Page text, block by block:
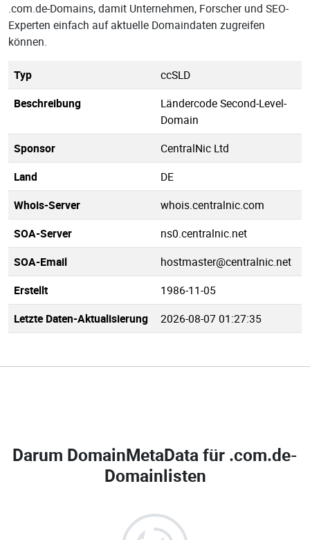
.com.de-Domains, damit Unternehmen, Forscher und SEO-
Experten einfach auf aktuelle Domaindaten zugreifen
können.
Typ
ccSLD
Beschreibung
Ländercode Second-Level-
Domain
Sponsor
CentralNic Ltd
Land
DE
Whois-Server
whois.centralnic.com
SOA-Server
ns0.centralnic.net
SOA-Email
hostmaster@centralnic.net
Erstellt
1986-11-05
Letzte Daten-Aktualisierung
2026-08-07 01:27:35
Darum DomainMetaData für .com.de-
Domainlisten